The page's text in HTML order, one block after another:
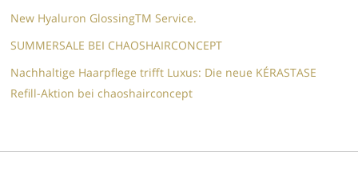
New Hyaluron GlossingTM​ Service.​
SUMMERSALE BEI CHAOSHAIRCONCEPT
Nachhaltige Haarpflege trifft Luxus: Die neue KÉRASTASE
Refill-Aktion bei chaoshairconcept